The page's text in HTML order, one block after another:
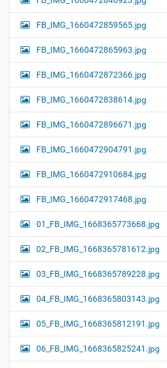
FB_IMG_1660472859565.jpg
FB_IMG_1660472865963.jpg
FB_IMG_1660472872366.jpg
FB_IMG_1660472838614.jpg
FB_IMG_1660472896671.jpg
FB_IMG_1660472904791.jpg
FB_IMG_1660472910684.jpg
FB_IMG_1660472917468.jpg
01_FB_IMG_1668365773668.jpg
02_FB_IMG_1668365781612.jpg
03_FB_IMG_1668365789228.jpg
04_FB_IMG_1668365803143.jpg
05_FB_IMG_1668365812191.jpg
06_FB_IMG_1668365825241.jpg